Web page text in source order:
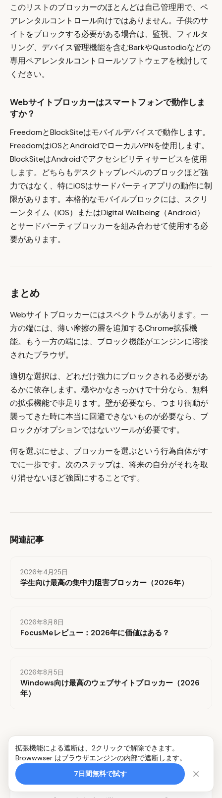
このリストのブロッカーのほとんどは自己管理用で、ペ
アレンタルコントロール向けではありません。子供のサ
イトをブロックする必要がある場合は、監視、フィルタ
リング、デバイス管理機能を含むBarkやQustodioなどの
専用ペアレンタルコントロールソフトウェアを検討して
ください。
Webサイトブロッカーはスマートフォンで動作しま
すか？
FreedomとBlockSiteはモバイルデバイスで動作します。
FreedomはiOSとAndroidでローカルVPNを使用します。
BlockSiteはAndroidでアクセシビリティサービスを使用
します。どちらもデスクトップレベルのブロックほど強
力ではなく、特にiOSはサードパーティアプリの動作に制
限があります。本格的なモバイルブロックには、スクリ
ーンタイム（iOS）またはDigital Wellbeing（Android）
とサードパーティブロッカーを組み合わせて使用する必
要があります。
まとめ
Webサイトブロッカーにはスペクトラムがあります。一
方の端には、薄い摩擦の層を追加するChrome拡張機
能。もう一方の端には、ブロック機能がエンジンに溶接
されたブラウザ。
適切な選択は、どれだけ強力にブロックされる必要があ
るかに依存します。穏やかなきっかけで十分なら、無料
の拡張機能で事足ります。壁が必要なら、つまり衝動が
襲ってきた時に本当に回避できないものが必要なら、ブ
ロックがオプションではないツールが必要です。
何を選ぶにせよ、ブロッカーを選ぶという行為自体がす
でに一歩です。次のステップは、将来の自分がそれを取
り消せないほど強固にすることです。
関連記事
2026年4月25日
学生向け最高の集中力阻害ブロッカー（2026年）
2026年8月8日
FocusMeレビュー：2026年に価値はある？
2026年8月5日
Windows向け最高のウェブサイトブロッカー（2026
年）
ディープワークのための
No.1ブラウザを開発しました。 集
中力。
拡張機能による遮断は、2クリックで解除できます。
Browwwser はブラウザエンジンの内部で遮断します。
7日間無料で試す
×